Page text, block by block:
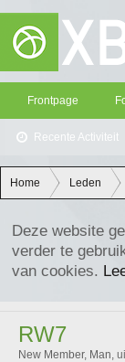
Frontpage
Recente Activiteit
Home Leden
Deze website
verder te
van cookies.
RW7
New Member, Man,